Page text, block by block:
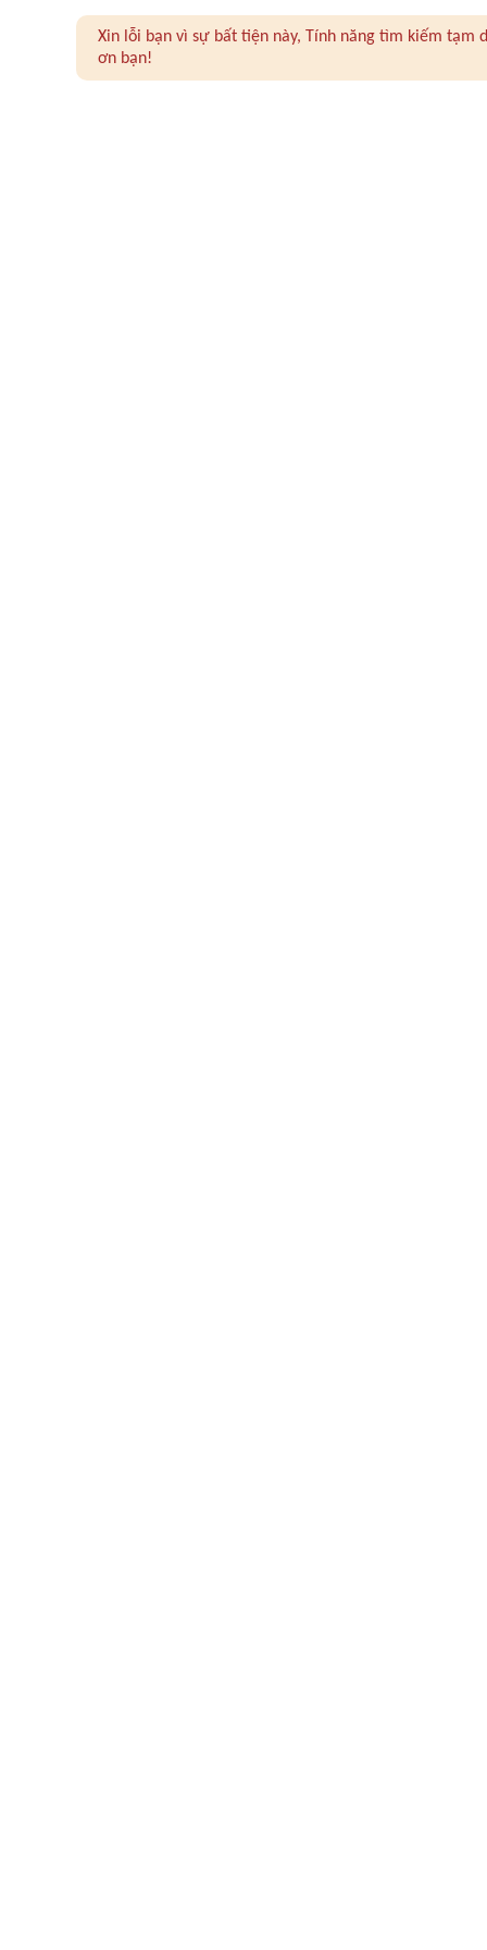
Xin lỗi bạn vì sự bất tiện này, Tính năng tìm kiếm
ơn bạn!